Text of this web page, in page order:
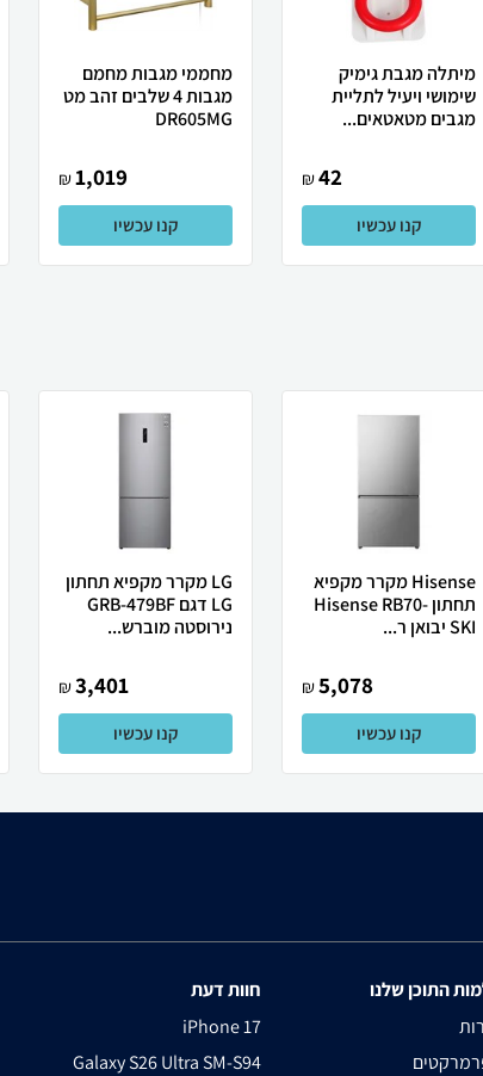
מיתלה מגבת גימיק
שימושי ויעיל לתליית
מגבים מטאטאים...
42
₪
קנו עכשיו
מחממי מגבות מחמם
מגבות 4 שלבים זהב מט
DR605MG
1,019
₪
קנו עכשיו
Hisense מקרר ‏מקפיא
תחתון Hisense RB70-
SKI יבואן ר...
5,078
₪
קנו עכשיו
LG מקרר מקפיא תחתון
LG דגם GRB-479BF
נירוסטה מוברש...
3,401
₪
קנו עכשיו
התוכן שלנו
חוות דעת
iPhone 17
Galaxy S26 Ultra SM-S94